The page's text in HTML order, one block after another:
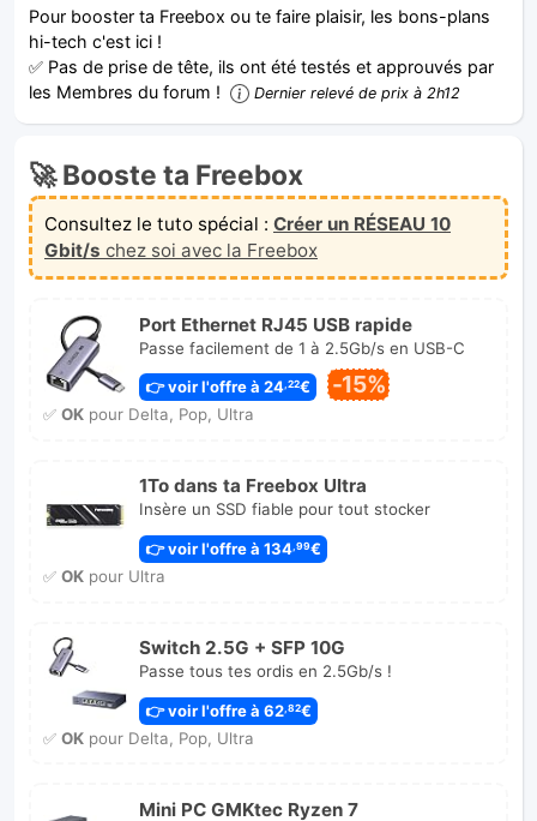
Pour booster ta Freebox ou te faire plaisir, les bons-plans
hi-tech c'est ici !
✅ Pas de prise de tête, ils ont été testés et approuvés par
les Membres du forum !
Dernier relevé de prix à 2h12
🚀 Booste ta Freebox
Consultez le tuto spécial : Créer un RÉSEAU 10
Gbit/s chez soi avec la Freebox
Port Ethernet RJ45 USB rapide
Passe facilement de 1 à 2.5Gb/s en USB-C
👉 voir l'offre à 24 ,22€ -15%
✅ OKpour Delta, Pop, Ultra
1To dans ta Freebox Ultra
Insère un SSD fiable pour tout stocker
👉 voir l'offre à 134 ,99€
✅ OKpour Ultra
Switch 2.5G + SFP 10G
Passe tous tes ordis en 2.5Gb/s !
👉 voir l'offre à 62,82€
✅ OKpour Delta, Pop, Ultra
Mini PC GMKtec Ryzen 7